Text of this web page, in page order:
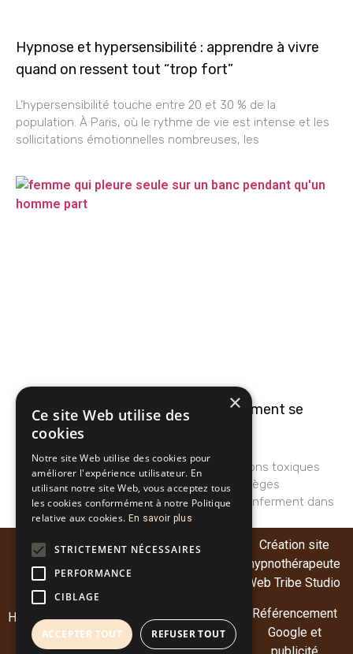
Hypnose et hypersensibilité : apprendre à vivre
quand on ressent tout “trop fort”
L’hypersensibilité touche entre 20 et 30 % de la
population. À Paris, où le rythme de vie est intense et les
sollicitations émotionnelles nombreuses, les
Hypnose et relations toxiques : comment se
libérer et retrouver son équilibre
Comprendre le lien entre hypnose et relations toxiques
Les relations toxiques sont de véritables pièges
émotionnels. Elles épuisent, fragilisent et enferment dans
un cercle vicieux
Hypnothérapeute Paris
Formation
autohypnose
Création site
hypnothérapeute
Web Tribe Studio
Référencement
Google et
×
Ce site Web utilise des
cookies
Notre site Web utilise des cookies pour
améliorer l'expérience utilisateur. En
utilisant notre site Web, vous acceptez tous
les cookies conformément à notre Politique
relative aux cookies. En savoir plus
STRICTEMENT NÉCESSAIRES
PERFORMANCE
CIBLAGE
ACCEPTER TOUT REFUSER TOUT